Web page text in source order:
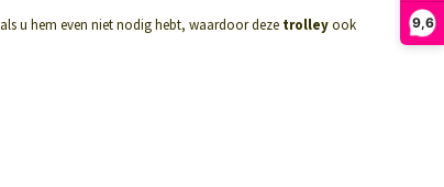
9,6
als u hem even niet nodig hebt, waardoor deze trolleyook